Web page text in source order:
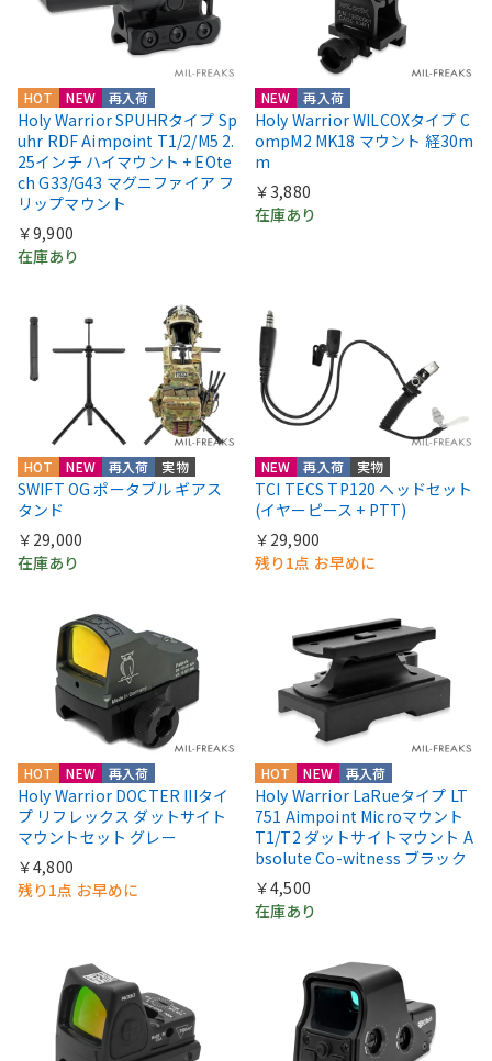
HOT NEW 再入荷
Holy Warrior SPUHRタイプ Sp
uhr RDF Aimpoint T1/2/M5 2.
25インチ ハイマウント + EOte
ch G33/G43 マグニファイア フ
リップマウント
￥9,900
在庫あり
NEW 再入荷
Holy Warrior WILCOXタイプ C
ompM2 MK18 マウント 経30m
m
￥3,880
在庫あり
HOT NEW 再入荷 実物
SWIFT OG ポータブル ギアス
タンド
￥29,000
在庫あり
NEW 再入荷 実物
TCI TECS TP120 ヘッドセット
(イヤーピース + PTT)
￥29,900
残り1点 お早めに
HOT NEW 再入荷
Holy Warrior DOCTER IIIタイ
プ リフレックス ダットサイト
マウントセット グレー
￥4,800
残り1点 お早めに
HOT NEW 再入荷
Holy Warrior LaRueタイプ LT
751 Aimpoint Microマウント
T1/T2 ダットサイトマウント A
bsolute Co-witness ブラック
￥4,500
在庫あり